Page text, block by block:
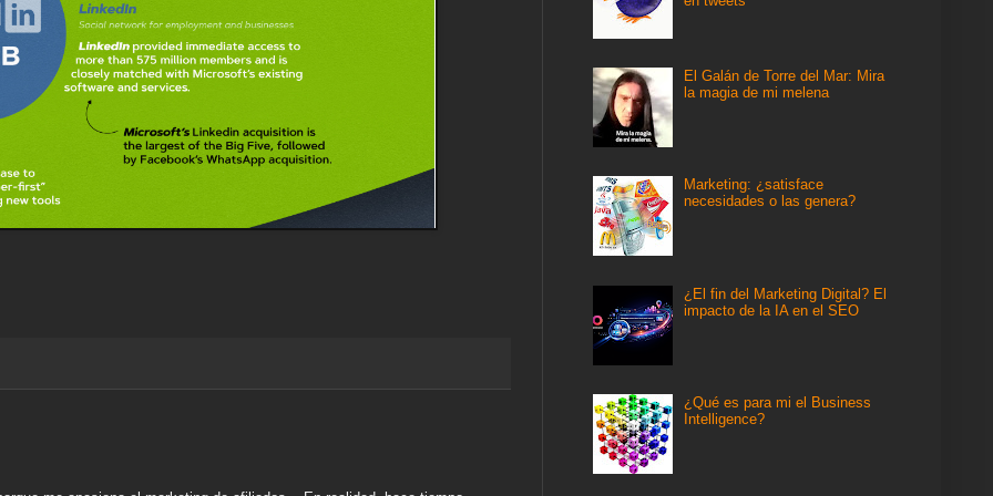
El Galán de Torre del Mar: Mira
la magia de mi melena
Marketing: ¿satisface
necesidades o las genera?
¿El fin del Marketing Digital? El
impacto de la IA en el SEO
¿Qué es para mi el Business
Intelligence?